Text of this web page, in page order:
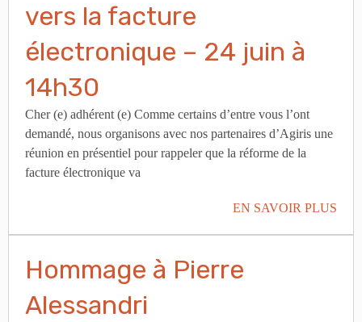
vers la facture
électronique – 24 juin à
14h30
Cher (e) adhérent (e) Comme certains d’entre vous l’ont
demandé, nous organisons avec nos partenaires d’Agiris une
réunion en présentiel pour rappeler que la réforme de la
facture électronique va
EN SAVOIR PLUS
Hommage à Pierre
Alessandri